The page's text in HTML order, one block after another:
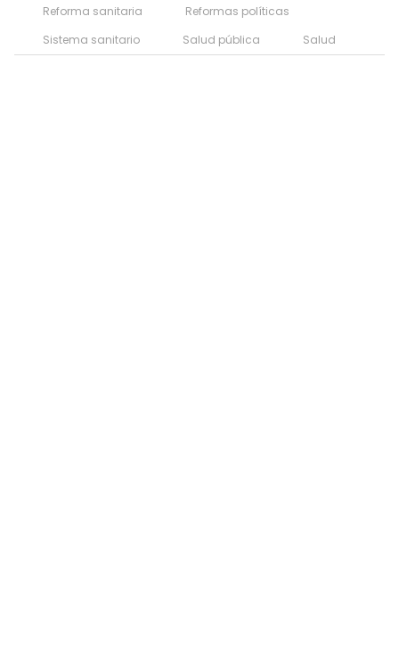
Reforma sanitaria
Reformas políticas
Sistema sanitario
Salud pública Salud